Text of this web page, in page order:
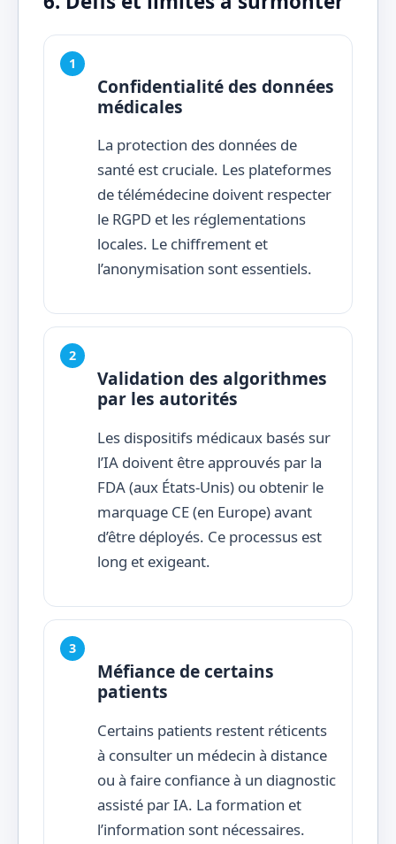
Confidentialité des données
médicales
La protection des données de
santé est cruciale. Les plateformes
de télémédecine doivent respecter
le RGPD et les réglementations
locales. Le chiffrement et
l’anonymisation sont essentiels.
Validation des algorithmes
par les autorités
Les dispositifs médicaux basés sur
l’IA doivent être approuvés par la
FDA (aux États-Unis) ou obtenir le
marquage CE (en Europe) avant
d’être déployés. Ce processus est
long et exigeant.
Méfiance de certains
patients
Certains patients restent réticents
à consulter un médecin à distance
ou à faire confiance à un diagnostic
assisté par IA. La formation et
l’information sont nécessaires.